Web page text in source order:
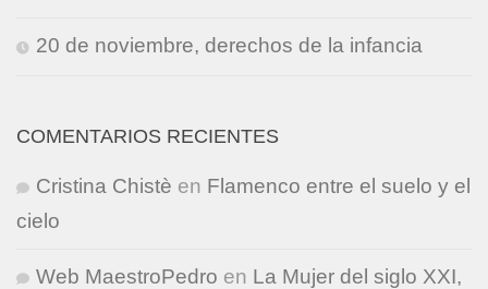
20 de noviembre, derechos de la infancia
COMENTARIOS RECIENTES
Cristina Chistè en Flamenco entre el suelo y el
cielo
Web MaestroPedro en La Mujer del siglo XXI,